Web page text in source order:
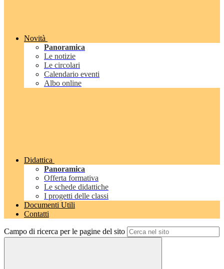
Novità
Panoramica
Le notizie
Le circolari
Calendario eventi
Albo online
Didattica
Panoramica
Offerta formativa
Le schede didattiche
I progetti delle classi
Documenti Utili
Contatti
Campo di ricerca per le pagine del sito